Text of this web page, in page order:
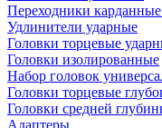
Переходники
Удлинители ударные
Головки торцевые
Головки изолированные
Набор головок
Головки торцевые
Головки средней
Адаптеры